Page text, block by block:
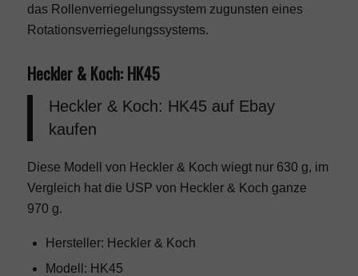
das Rollenverriegelungssystem zugunsten eines
Rotationsverriegelungssystems.
Heckler & Koch: HK45
Heckler & Koch: HK45 auf Ebay
kaufen
Diese Modell von Heckler & Koch wiegt nur 630 g, im
Vergleich hat die USP von Heckler & Koch ganze
970 g.
Hersteller: Heckler & Koch
Modell: HK45